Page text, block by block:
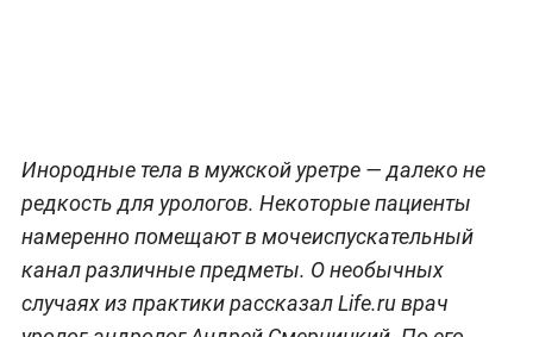
Инородные тела в мужской уретре — далеко не
редкость для урологов. Некоторые пациенты
намеренно помещают в мочеиспускательный
канал различные предметы. О необычных
случаях из практики рассказал Life.ru врач